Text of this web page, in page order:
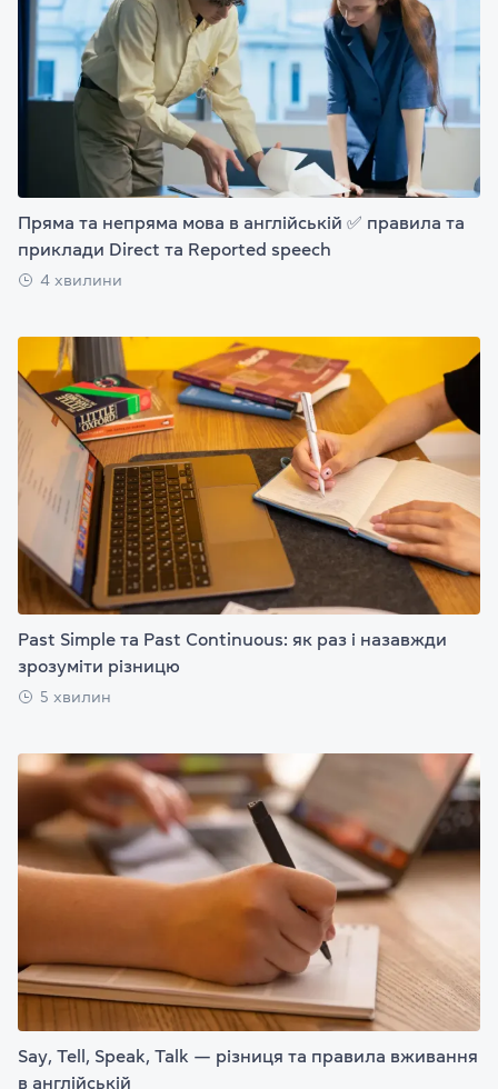
Пряма та непряма мова в англійській ✅ правила та
приклади Direct та Reported speech
4 хвилини
Past Simple та Past Continuous: як раз і назавжди
зрозуміти різницю
5 хвилин
Say, Tell, Speak, Talk — різниця та правила вживання
в англійській